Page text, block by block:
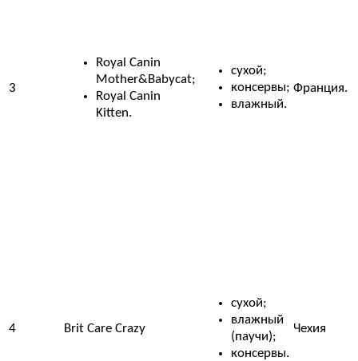
3
Royal Canin
Mother&Babycat;
Royal Canin
Kitten.
сухой;
консервы;
влажный.
Франция.
4 Brit Care Crazy
сухой;
влажный
(паучи);
консервы.
Чехия